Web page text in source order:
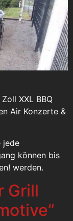
XXL BBQ
Air Konzerte &
jede
können bis
werden.
Grill